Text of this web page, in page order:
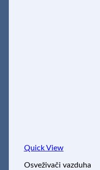
Quick View
Osveživači vazduha